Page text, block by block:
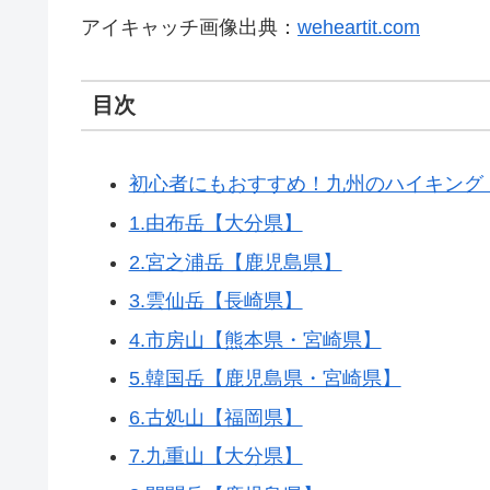
アイキャッチ画像出典： weheartit.com
目次
初心者にもおすすめ！九州のハイキング
1.由布岳【大分県】
2.宮之浦岳【鹿児島県】
3.雲仙岳【長崎県】
4.市房山【熊本県・宮崎県】
5.韓国岳【鹿児島県・宮崎県】
6.古処山【福岡県】
7.九重山【大分県】